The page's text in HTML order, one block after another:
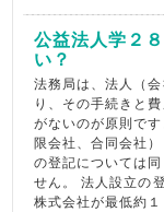
公益法人学２
い？
法務局は、法人（
り、その手続きと
がないのが原則で
限会社、合同会社
の登記については
せん。 法人設立の
株式会社が最低約